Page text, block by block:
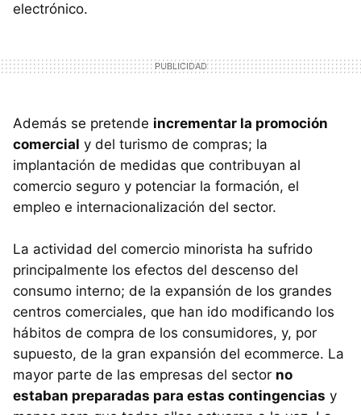
electrónico.
Además se pretende incrementar la promoción
comercial y del turismo de compras; la
implantación de medidas que contribuyan al
comercio seguro y potenciar la formación, el
empleo e internacionalización del sector.
La actividad del comercio minorista ha sufrido
principalmente los efectos del descenso del
consumo interno; de la expansión de los grandes
centros comerciales, que han ido modificando los
hábitos de compra de los consumidores, y, por
supuesto, de la gran expansión del ecommerce. La
mayor parte de las empresas del sector no
estaban preparadas para estas contingencias y